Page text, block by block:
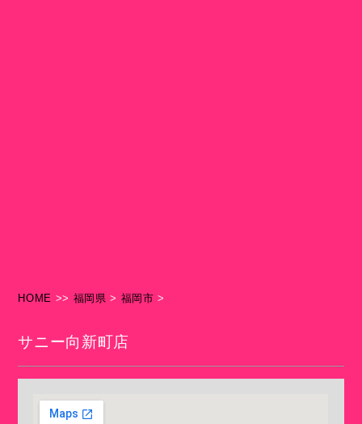
HOME >> 福岡県 > 福岡市 >
サニー向新町店